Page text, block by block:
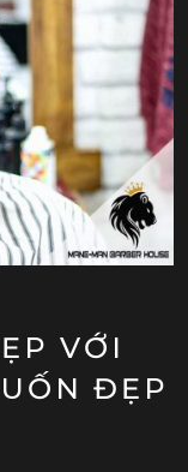
VỚI
ĐẸP